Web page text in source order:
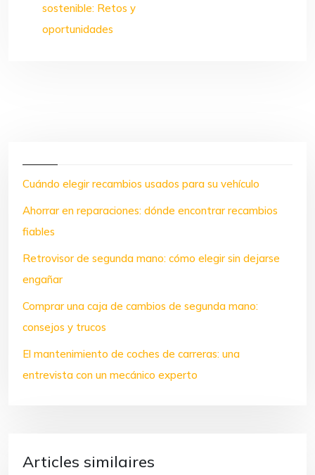
sostenible: Retos y
oportunidades
Cuándo elegir recambios usados para su vehículo
Ahorrar en reparaciones: dónde encontrar recambios
fiables
Retrovisor de segunda mano: cómo elegir sin dejarse
engañar
Comprar una caja de cambios de segunda mano:
consejos y trucos
El mantenimiento de coches de carreras: una
entrevista con un mecánico experto
Articles similaires